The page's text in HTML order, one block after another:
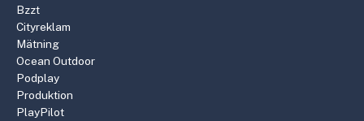
Bzzt
Cityreklam
Mätning
Ocean Outdoor
Podplay
Produktion
PlayPilot